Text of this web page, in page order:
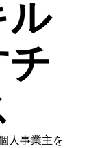
ル
人事業主を